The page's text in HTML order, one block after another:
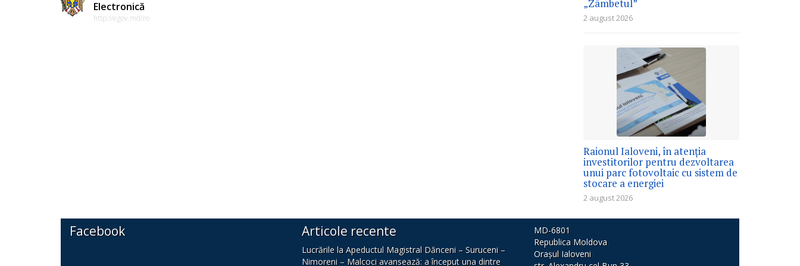
Electronică
http://egov.md/ro
„Zâmbetul”
2 august 2026
Raionul Ialoveni, în atenția
investitorilor pentru dezvoltarea
unui parc fotovoltaic cu sistem de
stocare a energiei
2 august 2026
Facebook Articole recente
Lucrările la Apeductul Magistral Dănceni – Suruceni –
Nimoreni – Malcoci avansează: a început una dintre
MD-6801
Republica Moldova
Orașul Ialoveni